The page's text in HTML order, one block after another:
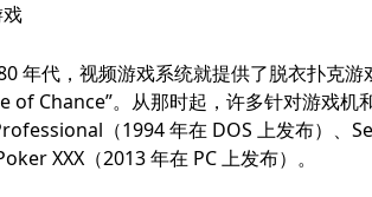
年代，视频游戏系统就提供了脱衣扑克
of Chance”。从那时起，许多针对游戏
（1994 年在 DOS 上发布）、
XXX（2013 年在 PC 上发布）。